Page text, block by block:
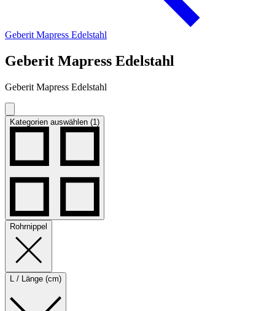
Geberit Mapress Edelstahl
Geberit Mapress Edelstahl
Geberit Mapress Edelstahl
Kategorien auswählen (1)
Rohrnippel
L / Länge (cm)